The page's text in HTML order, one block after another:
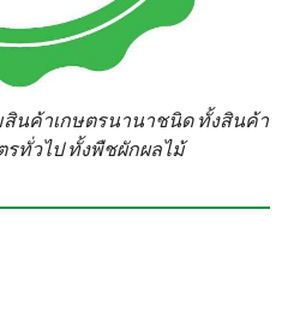
นค้าเกษตรนานาชนิด ทั้งสินค้า
รทั่วไป ทั้งพืชผักผลไม้